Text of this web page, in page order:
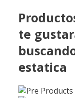
te
estatica